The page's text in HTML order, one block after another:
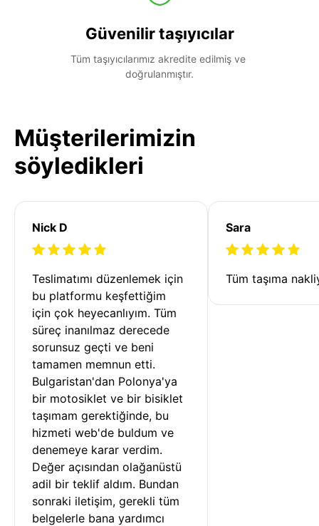
Güvenilir taşıyıcılar
Tüm taşıyıcılarımız akredite edilmiş ve
doğrulanmıştır.
Müşterilerimizin
söyledikleri
Nick D
Teslimatımı düzenlemek için
bu platformu keşfettiğim
için çok heyecanlıyım. Tüm
süreç inanılmaz derecede
sorunsuz geçti ve beni
tamamen memnun etti.
Bulgaristan'dan Polonya'ya
bir motosiklet ve bir bisiklet
taşımam gerektiğinde, bu
hizmeti web'de buldum ve
denemeye karar verdim.
Değer açısından olağanüstü
adil bir teklif aldım. Bundan
sonraki iletişim, gerekli tüm
belgelerle bana yardımcı
Sara
Tüm taşıma